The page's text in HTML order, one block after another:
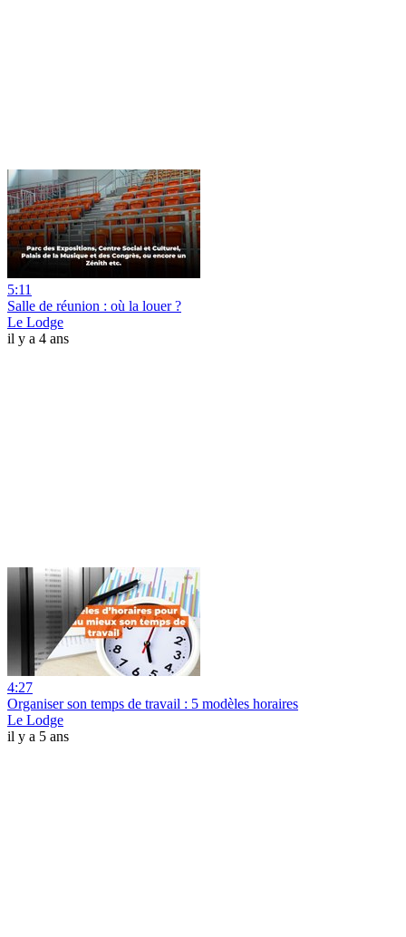
5:11
Salle de réunion : où la louer ?
Le Lodge
il y a 4 ans
4:27
Organiser son temps de travail : 5 modèles horaires
Le Lodge
il y a 5 ans